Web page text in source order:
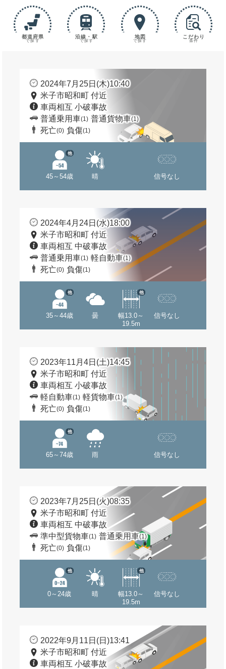
都道府県
で探す
沿線・駅
で探す
地図
で探す
こだわり
条件
2024年7月25日(木)10:40
米子市昭和町 付近
車両相互 小破事故
普通乗用車(1) 普通貨物車(1)
死亡(0) 負傷(1)
45～54歳
他
晴 信号なし
2024年4月24日(水)18:00
米子市昭和町 付近
車両相互 中破事故
普通乗用車(1) 軽自動車(1)
死亡(0) 負傷(1)
35～44歳
他
曇
幅13.0～
19.5m
他
信号なし
2023年11月4日(土)14:45
米子市昭和町 付近
車両相互 小破事故
軽自動車(1) 軽貨物車(1)
死亡(0) 負傷(1)
65～74歳
他
雨 信号なし
2023年7月25日(火)08:35
米子市昭和町 付近
車両相互 中破事故
準中型貨物車(1) 普通乗用車(1)
死亡(0) 負傷(1)
0～24歳
他
晴
幅13.0～
19.5m
他
信号なし
2022年9月11日(日)13:41
米子市昭和町 付近
車両相互 小破事故